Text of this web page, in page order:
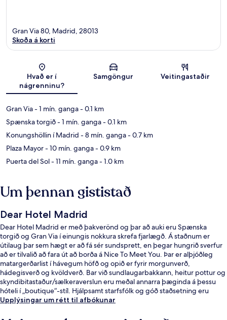
Kort
Gran Via 80, Madrid, 28013
Skoða á korti
Hvað er í
nágrenninu?
Samgöngur Veitingastaðir
Gran Via- 1 mín. ganga- 0.1 km
Spænska torgið- 1 mín. ganga- 0.1 km
Konungshöllin í Madrid - 8 mín. ganga- 0.7 km
Plaza Mayor- 10 mín. ganga- 0.9 km
Puerta del Sol- 11 mín. ganga- 1.0 km
Um þennan gististað
Dear Hotel Madrid
Dear Hotel Madrid er með þakverönd og þar að auki eru Spænska
torgið og Gran Via í einungis nokkura skrefa fjarlægð. Á staðnum er
útilaug þar sem hægt er að fá sér sundsprett, en þegar hungrið sverfur
að er tilvalið að fara út að borða á Nice To Meet You. Þar er alþjóðleg
matargerðarlist í hávegum höfð og opið er fyrir morgunverð,
hádegisverð og kvöldverð. Bar við sundlaugarbakkann, heitur pottur og
skyndibitastaður/sælkeraverslun eru meðal annarra þæginda á þessu
hóteli í „boutique“-stíl. Hjálpsamt starfsfólk og góð staðsetning eru
meðal helstu kosta gististaðarins að mati ferðamanna sem hafa heimsótt
Espana lestarstöðin er í nokkurra skrefa fjarlægð og Santo Domingo
Upplýsingar um rétt til afbókunar